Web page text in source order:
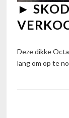
►
Deze dikke
lang om op te